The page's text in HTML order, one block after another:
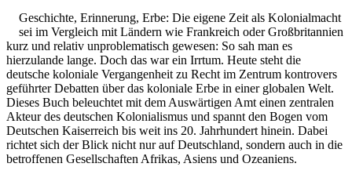
Geschichte, Erinnerung, Erbe: Die eigene Zeit als Kolonialmacht
sei im Vergleich mit Ländern wie Frankreich oder Großbritannien
kurz und relativ unproblematisch gewesen: So sah man es
hierzulande lange. Doch das war ein Irrtum. Heute steht die
deutsche koloniale Vergangenheit zu Recht im Zentrum kontrovers
geführter Debatten über das koloniale Erbe in einer globalen Welt.
Dieses Buch beleuchtet mit dem Auswärtigen Amt einen zentralen
Akteur des deutschen Kolonialismus und spannt den Bogen vom
Deutschen Kaiserreich bis weit ins 20. Jahrhundert hinein. Dabei
richtet sich der Blick nicht nur auf Deutschland, sondern auch in die
betroffenen Gesellschaften Afrikas, Asiens und Ozeaniens.